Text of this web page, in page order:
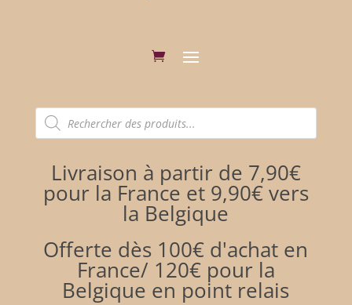
Recherche
de
produits
Livraison à partir de 7,90€
pour la France et 9,90€ vers
la Belgique
Offerte dès 100€ d'achat en
France/ 120€ pour la
Belgique en point relais